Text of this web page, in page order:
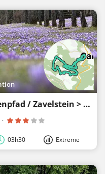
Wasser-, Wald- und Wiesenpfad / Zavelstein > Calw (Premiumweg & Genießerpfad)
·
03h30 Extreme